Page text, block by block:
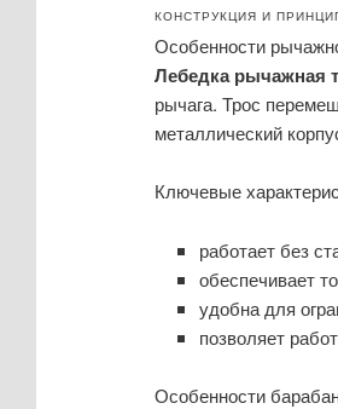
КОНСТРУКЦИЯ И
Особенности
Лебедка рычажная
рычага. Трос
металлический
Ключевые
работает без
обеспечивает
удобна для
позволяет
Особенности